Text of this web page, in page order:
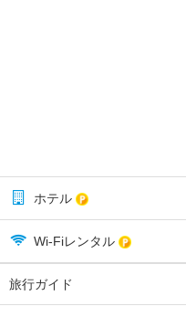
ホテル
Wi-Fiレンタル
旅行ガイド